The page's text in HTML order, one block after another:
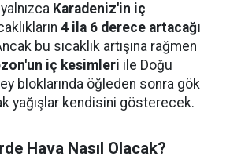
Karadeniz'in iç
4 ila 6 derece artacağı
bu sıcaklık artışına rağmen
iç kesimleri ile Doğu
bloklarında öğleden sonra gök
yağışlar kendisini gösterecek.
Hava Nasıl Olacak?